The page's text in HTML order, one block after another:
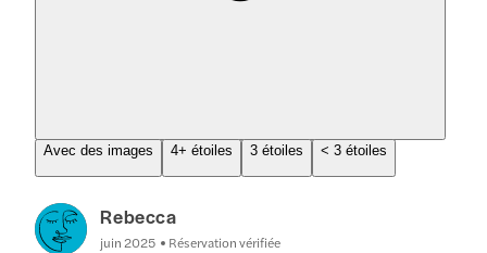
Avec des images 4+ étoiles 3 étoiles < 3 étoiles
Rebecca
juin 2025 Réservation vérifiée